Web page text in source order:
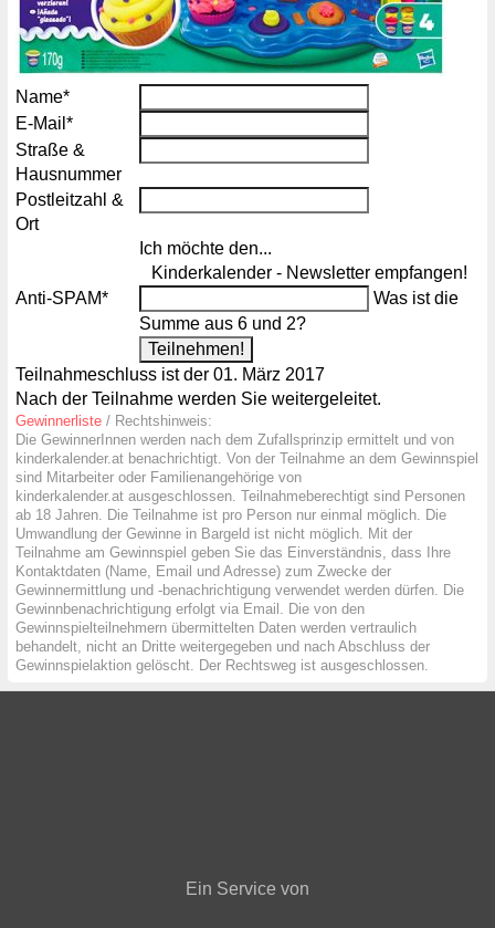
Pflichtfeld
Name*
Pflichtfeld
E-Mail *
Straße &
Hausnummer
Postleitzahl &
Ort
Ich möchte den...
Kinderkalender - Newsletter empfangen!
Pflichtfeld
Anti-SPAM*
Was ist die
Summe aus 6 und 2?
Teilnahmeschluss ist der 01. März 2017
Nach der Teilnahme werden Sie weitergeleitet.
Gewinnerliste / Rechtshinweis:
Die GewinnerInnen werden nach dem Zufallsprinzip ermittelt und von
kinderkalender.at benachrichtigt. Von der Teilnahme an dem Gewinnspiel
sind Mitarbeiter oder Familienangehörige von
kinderkalender.at ausgeschlossen. Teilnahmeberechtigt sind Personen
ab 18 Jahren. Die Teilnahme ist pro Person nur einmal möglich. Die
Umwandlung der Gewinne in Bargeld ist nicht möglich. Mit der
Teilnahme am Gewinnspiel geben Sie das Einverständnis, dass Ihre
Kontaktdaten (Name, Email und Adresse) zum Zwecke der
Gewinnermittlung und -benachrichtigung verwendet werden dürfen. Die
Gewinnbenachrichtigung erfolgt via Email. Die von den
Gewinnspielteilnehmern übermittelten Daten werden vertraulich
behandelt, nicht an Dritte weitergegeben und nach Abschluss der
Gewinnspielaktion gelöscht. Der Rechtsweg ist ausgeschlossen.
Ein Service von